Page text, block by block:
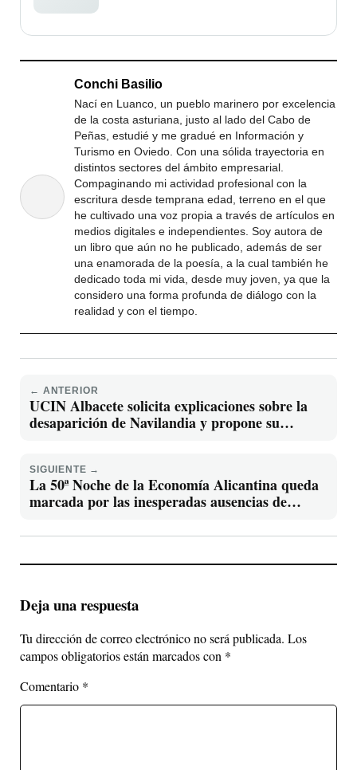
Conchi Basilio
Nací en Luanco, un pueblo marinero por excelencia
de la costa asturiana, justo al lado del Cabo de
Peñas, estudié y me gradué en Información y
Turismo en Oviedo. Con una sólida trayectoria en
distintos sectores del ámbito empresarial.
Compaginando mi actividad profesional con la
escritura desde temprana edad, terreno en el que
he cultivado una voz propia a través de artículos en
medios digitales e independientes. Soy autora de
un libro que aún no he publicado, además de ser
una enamorada de la poesía, a la cual también he
dedicado toda mi vida, desde muy joven, ya que la
considero una forma profunda de diálogo con la
realidad y con el tiempo.
← ANTERIOR
UCIN Albacete solicita explicaciones sobre la
desaparición de Navilandia y propone su
SIGUIENTE →
La 50ª Noche de la Economía Alicantina queda
marcada por las inesperadas ausencias de
Deja una respuesta
Tu dirección de correo electrónico no será publicada. Los
campos obligatorios están marcados con *
Comentario *